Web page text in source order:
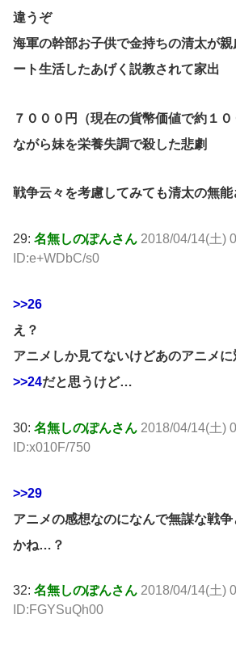
違うぞ
海軍の幹部お子供で金持ちの清太が
ート生活したあげく説教されて家出
７０００円（現在の貨幣価値で約１
ながら妹を栄養失調で殺した悲劇
戦争云々を考慮してみても清太の無
29: 名無しのぽんさん 2018/04/14(土)
ID:e+WDbC/s0
>>26
え？
アニメしか見てないけどあのアニメ
>>24だと思うけど…
30: 名無しのぽんさん 2018/04/14(土)
ID:x010F/750
>>29
アニメの感想なのになんで無謀な戦
かね…？
32: 名無しのぽんさん 2018/04/14(土)
ID:FGYSuQh00